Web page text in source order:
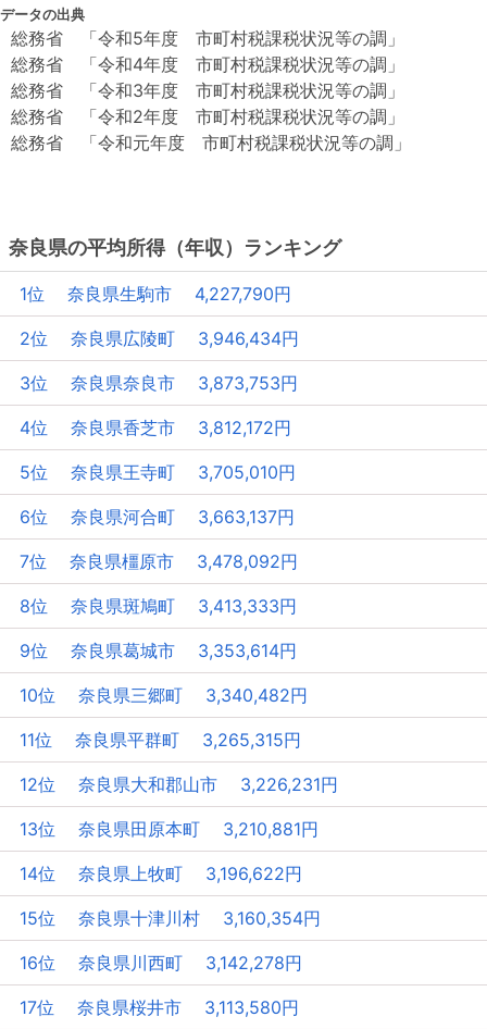
データの出典
総務省 「令和5年度 市町村税課税状況等の調」
総務省 「令和4年度 市町村税課税状況等の調」
総務省 「令和3年度 市町村税課税状況等の調」
総務省 「令和2年度 市町村税課税状況等の調」
総務省 「令和元年度 市町村税課税状況等の調」
奈良県の平均所得（年収）ランキング
1位 奈良県生駒市 4,227,790円
2位 奈良県広陵町 3,946,434円
3位 奈良県奈良市 3,873,753円
4位 奈良県香芝市 3,812,172円
5位 奈良県王寺町 3,705,010円
6位 奈良県河合町 3,663,137円
7位 奈良県橿原市 3,478,092円
8位 奈良県斑鳩町 3,413,333円
9位 奈良県葛城市 3,353,614円
10位 奈良県三郷町 3,340,482円
11位 奈良県平群町 3,265,315円
12位 奈良県大和郡山市 3,226,231円
13位 奈良県田原本町 3,210,881円
14位 奈良県上牧町 3,196,622円
15位 奈良県十津川村 3,160,354円
16位 奈良県川西町 3,142,278円
17位 奈良県桜井市 3,113,580円